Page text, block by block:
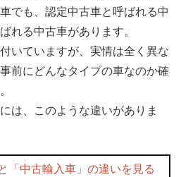
でも、認定中古車と呼ばれる中
れる中古車があります。
いていますが、実情は全く異な
前にどんなタイプの車なのか確
は、このような違いがありま
「中古輸入車」の違いを見る